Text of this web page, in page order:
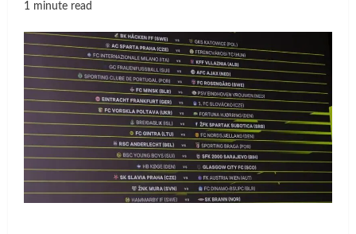
1 minute read